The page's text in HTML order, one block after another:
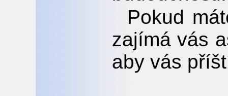
Pokud
zajímá vás
aby vás